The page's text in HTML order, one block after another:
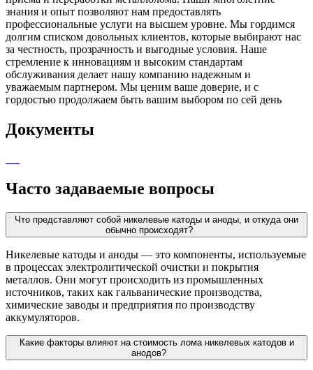
знания и опыт позволяют нам предоставлять
профессиональные услуги на высшем уровне. Мы гордимся
долгим списком довольных клиентов, которые выбирают нас
за честность, прозрачность и выгодные условия. Наше
стремление к инновациям и высоким стандартам
обслуживания делает нашу компанию надежным и
уважаемым партнером. Мы ценим ваше доверие, и с
гордостью продолжаем быть вашим выбором по сей день
Документы
Часто задаваемые вопросы
Что представляют собой никелевые катоды и аноды, и откуда они
обычно происходят?
Никелевые катоды и аноды — это компоненты, используемые
в процессах электролитической очистки и покрытия
металлов. Они могут происходить из промышленных
источников, таких как гальванические производства,
химические заводы и предприятия по производству
аккумуляторов.
Какие факторы влияют на стоимость лома никелевых катодов и
анодов?